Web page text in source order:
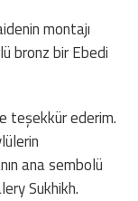
montajı
bronz bir Ebedi
teşekkür ederim.
ana sembolü
Sukhikh.